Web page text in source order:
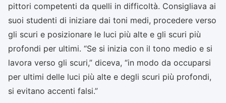
pittori competenti da quelli in difficoltà. Consigliava ai
suoi studenti di iniziare dai toni medi, procedere verso
gli scuri e posizionare le luci più alte e gli scuri più
profondi per ultimi. “Se si inizia con il tono medio e si
lavora verso gli scuri,” diceva, “in modo da occuparsi
per ultimi delle luci più alte e degli scuri più profondi,
si evitano accenti falsi.”